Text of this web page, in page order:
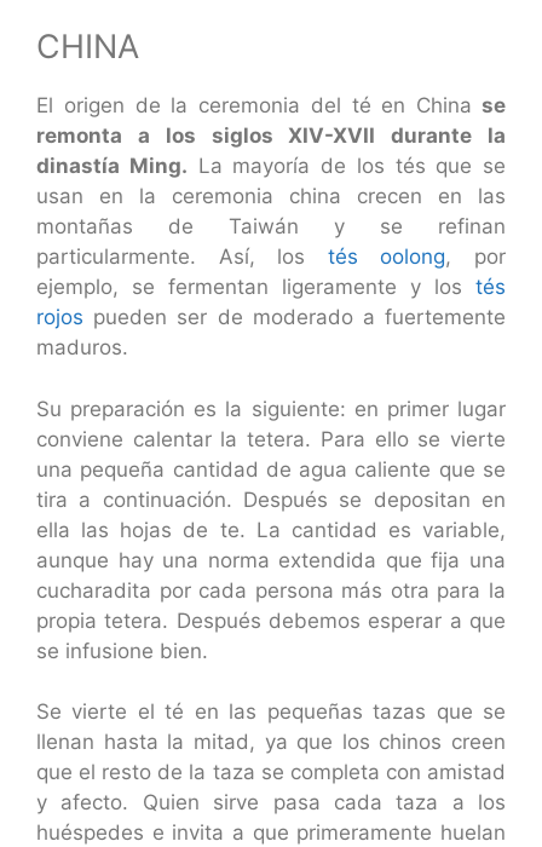
CHINA
El origen de la ceremonia del té en China se
remonta a los siglos XIV-XVII durante la
dinastía Ming. La mayoría de los tés que se
usan en la ceremonia china crecen en las
montañas de Taiwán y se refinan
particularmente. Así, los tés oolong, por
ejemplo, se fermentan ligeramente y los tés
rojos pueden ser de moderado a fuertemente
maduros.
Su preparación es la siguiente: en primer lugar
conviene calentar la tetera. Para ello se vierte
una pequeña cantidad de agua caliente que se
tira a continuación. Después se depositan en
ella las hojas de te. La cantidad es variable,
aunque hay una norma extendida que fija una
cucharadita por cada persona más otra para la
propia tetera. Después debemos esperar a que
se infusione bien.
Se vierte el té en las pequeñas tazas que se
llenan hasta la mitad, ya que los chinos creen
que el resto de la taza se completa con amistad
y afecto. Quien sirve pasa cada taza a los
huéspedes e invita a que primeramente huelan